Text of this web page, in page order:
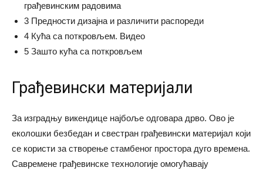
грађевинским радовима
3 Предности дизајна и различити распореди
4 Кућа са поткровљем. Видео
5 Зашто кућа са поткровљем
Грађевински материјали
За изградњу викендице најбоље одговара дрво. Ово је
еколошки безбедан и свестран грађевински материјал који
се користи за створење стамбеног простора дуго времена.
Савремене грађевинске технологије омогућавају